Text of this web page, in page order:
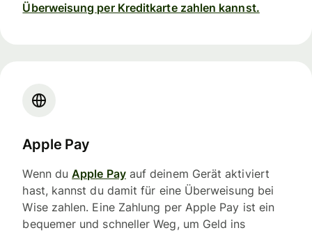
Überweisung per Kreditkarte zahlen kannst.
Apple Pay
Wenn duApple Payauf deinem Gerät aktiviert
hast, kannst du damit für eine Überweisung bei
Wise zahlen. Eine Zahlung per Apple Pay ist ein
bequemer und schneller Weg, um Geld ins